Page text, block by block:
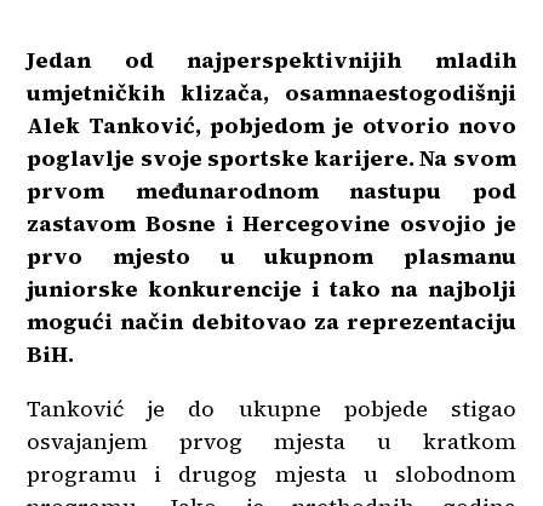
Jedan od najperspektivnijih mladih
umjetničkih klizača, osamnaestogodišnji
Alek Tanković, pobjedom je otvorio novo
poglavlje svoje sportske karijere. Na svom
prvom međunarodnom nastupu pod
zastavom Bosne i Hercegovine osvojio je
prvo mjesto u ukupnom plasmanu
juniorske konkurencije i tako na najbolji
mogući način debitovao za reprezentaciju
BiH.
Tanković je do ukupne pobjede stigao
osvajanjem prvog mjesta u kratkom
programu i drugog mjesta u slobodnom